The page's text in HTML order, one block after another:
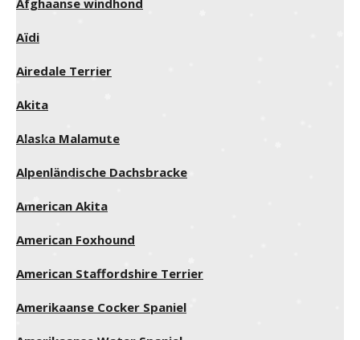
Aïdi
Airedale Terrier
Akita
Alaska Malamute
Alpenländische Dachsbracke
American Akita
American Foxhound
American Staffordshire Terrier
Amerikaanse Cocker Spaniel